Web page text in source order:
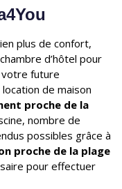
plus de confort,
d’hôtel pour
future
de maison
proche de la
nombre de
possibles grâce à
proche de la plage
pour effectuer